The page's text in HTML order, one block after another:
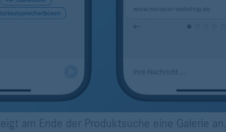
am Ende der Produktsuche eine Galerie an.